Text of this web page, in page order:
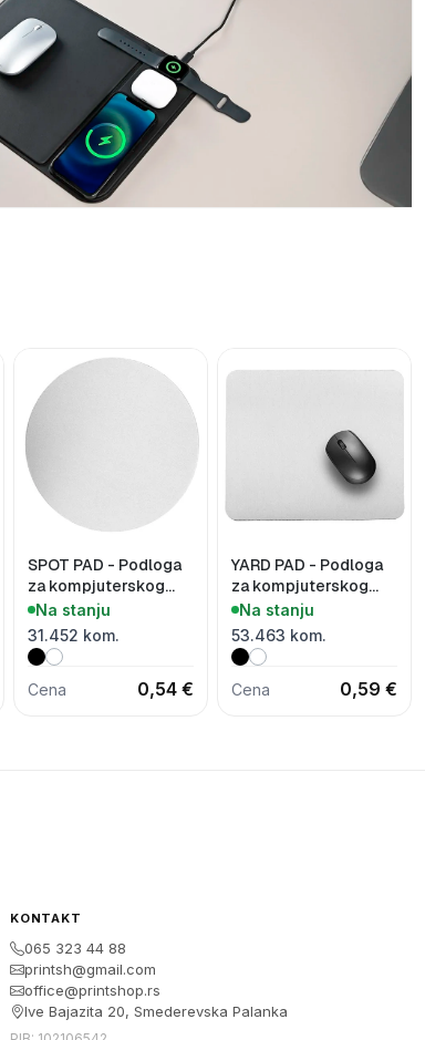
SPOT PAD - Podloga
za kompjuterskog
miša
Na stanju
31.452 kom.
Cena 0,54 €
YARD PAD - Podloga
za kompjuterskog
miša
Na stanju
53.463 kom.
Cena 0,59 €
KONTAKT
065 323 44 88
printsh@gmail.com
office@printshop.rs
Ive Bajazita 20, Smederevska Palanka